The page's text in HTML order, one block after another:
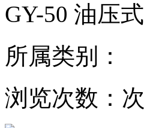
GY-50 油压式
所属类别：
浏览次数： 次